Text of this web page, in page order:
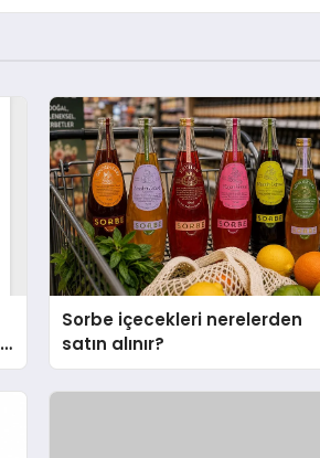
Sorbe içecekleri nerelerden
satın alınır?